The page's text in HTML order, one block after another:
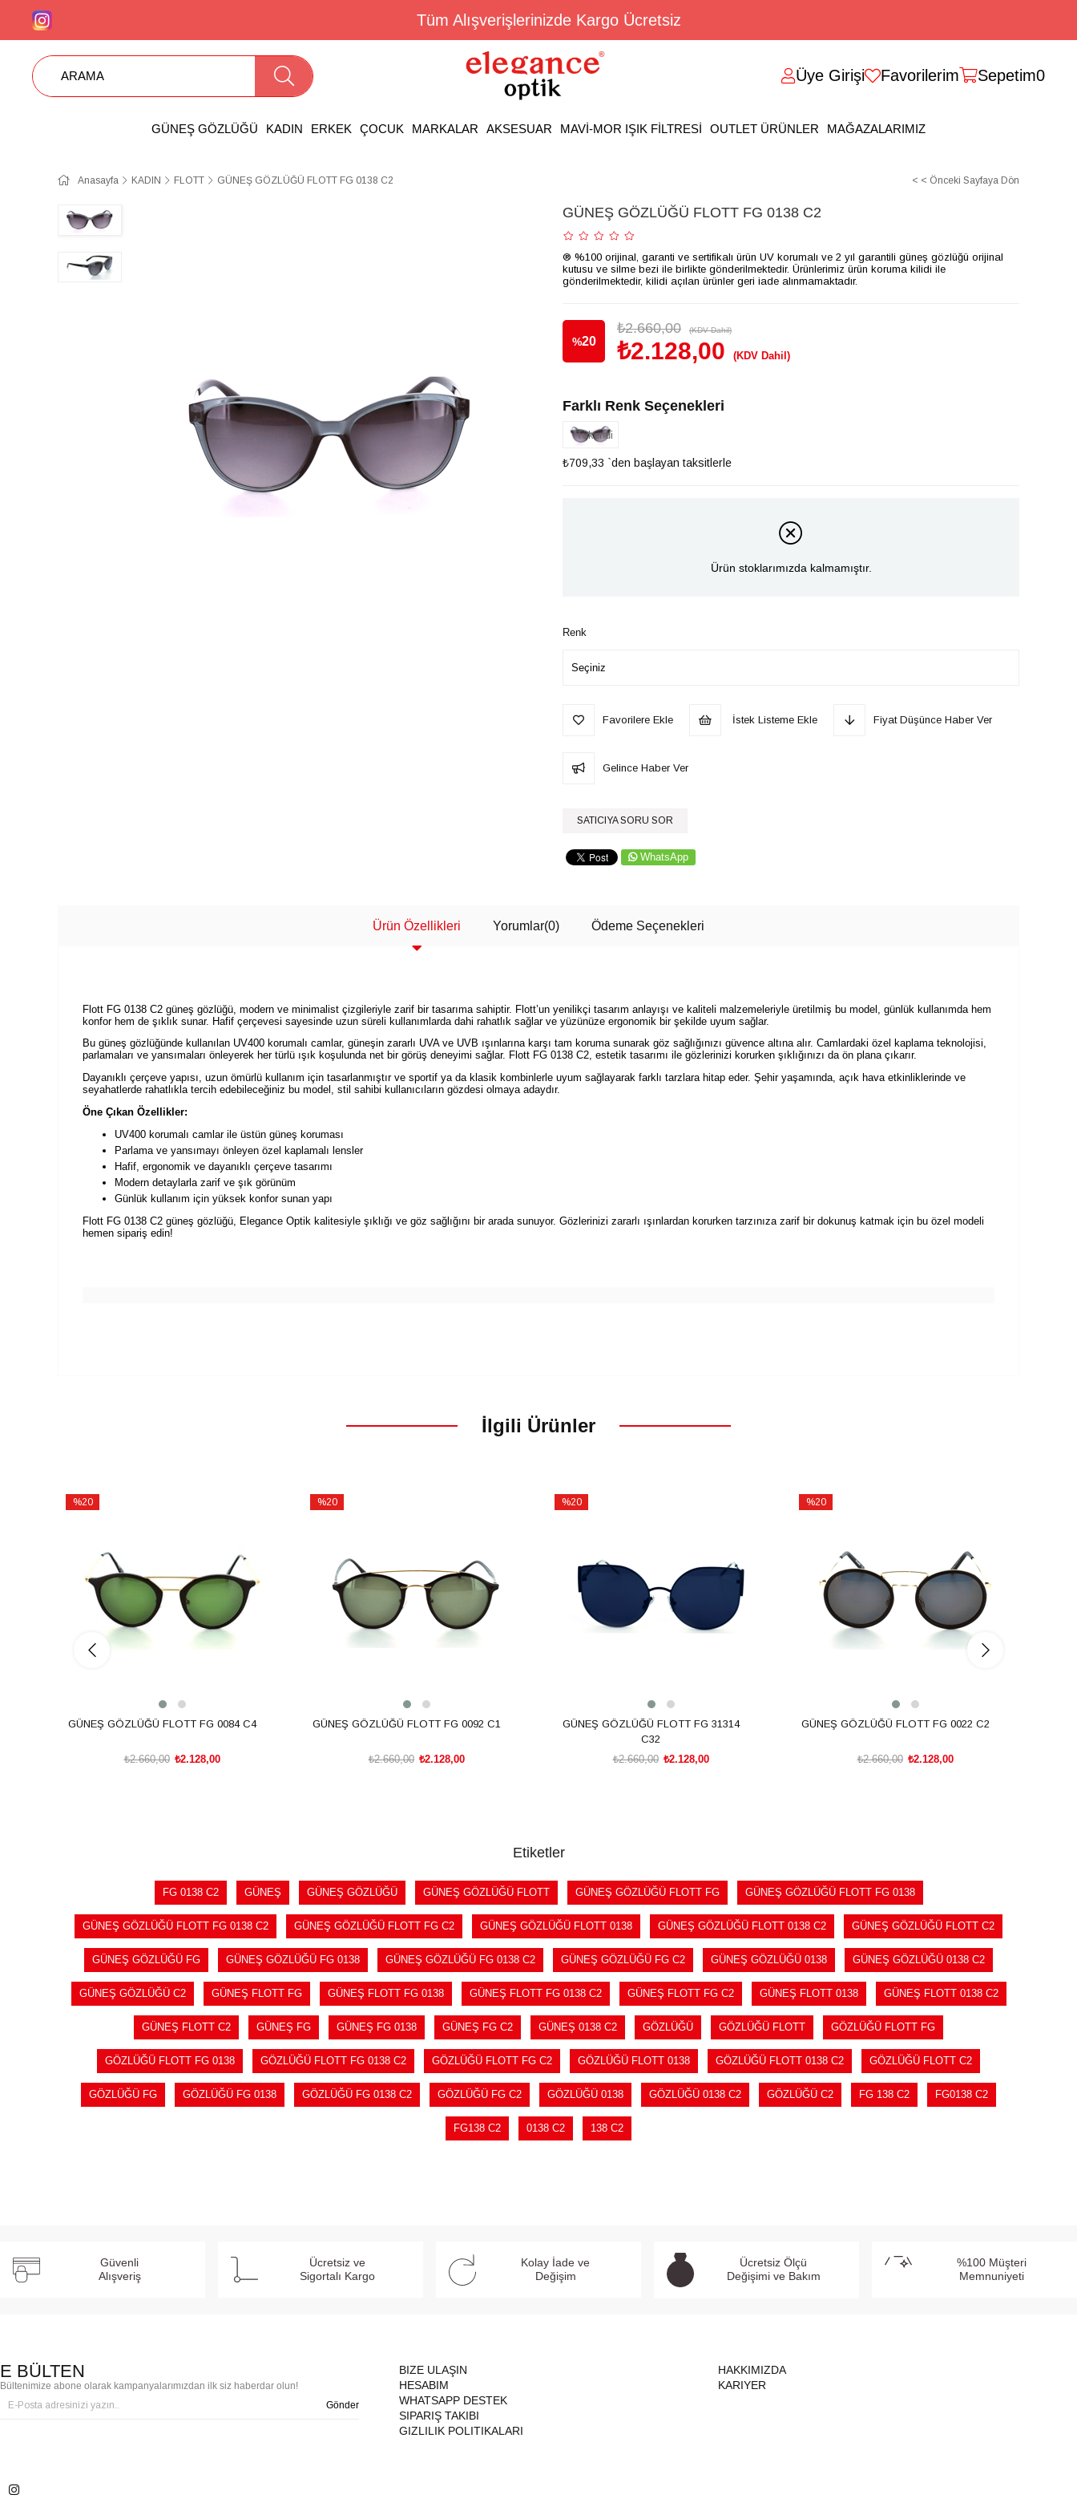
Tüm Alışverişlerinizde Kargo Ücretsiz
Üye Girişi Favorilerim Sepetim0
GÜNEŞ GÖZLÜĞÜ KADIN ERKEK ÇOCUK MARKALAR AKSESUAR MAVİ-MOR IŞIK FİLTRESİ OUTLET ÜRÜNLER MAĞAZALARIMIZ
Anasayfa KADIN FLOTT GÜNEŞ GÖZLÜĞÜ FLOTT FG 0138 C2 < < Önceki Sayfaya Dön
GÜNEŞ GÖZLÜĞÜ FLOTT FG 0138 C2
® %100 orijinal, garanti ve sertifikalı ürün UV korumalı ve 2 yıl garantili güneş gözlüğü orijinal
kutusu ve silme bezi ile birlikte gönderilmektedir. Ürünlerimiz ürün koruma kilidi ile
gönderilmektedir, kilidi açılan ürünler geri iade alınmamaktadır.
%20
₺2.660,00 (KDV Dahil)
₺2.128,00 (KDV Dahil)
Farklı Renk Seçenekleri
Tükendi
₺709,33 `den başlayan taksitlerle
Ürün stoklarımızda kalmamıştır.
Renk
Favorilere Ekle İstek Listeme Ekle Fiyat Düşünce Haber Ver
Gelince Haber Ver
SATICIYA SORU SOR
WhatsApp
Ürün Özellikleri Yorumlar(0) Ödeme Seçenekleri
Flott FG 0138 C2 güneş gözlüğü, modern ve minimalist çizgileriyle zarif bir tasarıma sahiptir. Flott’un yenilikçi tasarım anlayışı ve kaliteli malzemeleriyle üretilmiş bu model, günlük kullanımda hem
konfor hem de şıklık sunar. Hafif çerçevesi sayesinde uzun süreli kullanımlarda dahi rahatlık sağlar ve yüzünüze ergonomik bir şekilde uyum sağlar.
Bu güneş gözlüğünde kullanılan UV400 korumalı camlar, güneşin zararlı UVA ve UVB ışınlarına karşı tam koruma sunarak göz sağlığınızı güvence altına alır. Camlardaki özel kaplama teknolojisi,
parlamaları ve yansımaları önleyerek her türlü ışık koşulunda net bir görüş deneyimi sağlar. Flott FG 0138 C2, estetik tasarımı ile gözlerinizi korurken şıklığınızı da ön plana çıkarır.
Dayanıklı çerçeve yapısı, uzun ömürlü kullanım için tasarlanmıştır ve sportif ya da klasik kombinlerle uyum sağlayarak farklı tarzlara hitap eder. Şehir yaşamında, açık hava etkinliklerinde ve
seyahatlerde rahatlıkla tercih edebileceğiniz bu model, stil sahibi kullanıcıların gözdesi olmaya adaydır.
Öne Çıkan Özellikler:
UV400 korumalı camlar ile üstün güneş koruması
Parlama ve yansımayı önleyen özel kaplamalı lensler
Hafif, ergonomik ve dayanıklı çerçeve tasarımı
Modern detaylarla zarif ve şık görünüm
Günlük kullanım için yüksek konfor sunan yapı
Flott FG 0138 C2 güneş gözlüğü, Elegance Optik kalitesiyle şıklığı ve göz sağlığını bir arada sunuyor. Gözlerinizi zararlı ışınlardan korurken tarzınıza zarif bir dokunuş katmak için bu özel modeli
hemen sipariş edin!
İlgili Ürünler
%20
GÜNEŞ GÖZLÜĞÜ FLOTT FG 0084 C4
₺2.128,00
₺2.660,00
%20
GÜNEŞ GÖZLÜĞÜ FLOTT FG 0092 C1
₺2.128,00
₺2.660,00
%20
GÜNEŞ GÖZLÜĞÜ FLOTT FG 31314
C32
₺2.128,00
₺2.660,00
%20
GÜNEŞ GÖZLÜĞÜ FLOTT FG 0022 C2
₺2.128,00
₺2.660,00
Etiketler
FG 0138 C2 GÜNEŞ GÜNEŞ GÖZLÜĞÜ GÜNEŞ GÖZLÜĞÜ FLOTT GÜNEŞ GÖZLÜĞÜ FLOTT FG GÜNEŞ GÖZLÜĞÜ FLOTT FG 0138
GÜNEŞ GÖZLÜĞÜ FLOTT FG 0138 C2 GÜNEŞ GÖZLÜĞÜ FLOTT FG C2 GÜNEŞ GÖZLÜĞÜ FLOTT 0138 GÜNEŞ GÖZLÜĞÜ FLOTT 0138 C2 GÜNEŞ GÖZLÜĞÜ FLOTT C2
GÜNEŞ GÖZLÜĞÜ FG GÜNEŞ GÖZLÜĞÜ FG 0138 GÜNEŞ GÖZLÜĞÜ FG 0138 C2 GÜNEŞ GÖZLÜĞÜ FG C2 GÜNEŞ GÖZLÜĞÜ 0138 GÜNEŞ GÖZLÜĞÜ 0138 C2
GÜNEŞ GÖZLÜĞÜ C2 GÜNEŞ FLOTT FG GÜNEŞ FLOTT FG 0138 GÜNEŞ FLOTT FG 0138 C2 GÜNEŞ FLOTT FG C2 GÜNEŞ FLOTT 0138 GÜNEŞ FLOTT 0138 C2
GÜNEŞ FLOTT C2 GÜNEŞ FG GÜNEŞ FG 0138 GÜNEŞ FG C2 GÜNEŞ 0138 C2 GÖZLÜĞÜ GÖZLÜĞÜ FLOTT GÖZLÜĞÜ FLOTT FG
GÖZLÜĞÜ FLOTT FG 0138 GÖZLÜĞÜ FLOTT FG 0138 C2 GÖZLÜĞÜ FLOTT FG C2 GÖZLÜĞÜ FLOTT 0138 GÖZLÜĞÜ FLOTT 0138 C2 GÖZLÜĞÜ FLOTT C2
GÖZLÜĞÜ FG GÖZLÜĞÜ FG 0138 GÖZLÜĞÜ FG 0138 C2 GÖZLÜĞÜ FG C2 GÖZLÜĞÜ 0138 GÖZLÜĞÜ 0138 C2 GÖZLÜĞÜ C2 FG 138 C2 FG0138 C2
FG138 C2 0138 C2 138 C2
Güvenli
Alışveriş
Ücretsiz ve
Sigortalı Kargo
Kolay İade ve
Değişim
Ücretsiz Ölçü
Değişimi ve Bakım
%100 Müşteri
Memnuniyeti
E BÜLTEN
Bültenimize abone olarak kampanyalarımızdan ilk siz haberdar olun!
Gönder
BIZE ULAŞIN
HESABIM
WHATSAPP DESTEK
SIPARIŞ TAKIBI
GIZLILIK POLITIKALARI
HAKKIMIZDA
KARIYER